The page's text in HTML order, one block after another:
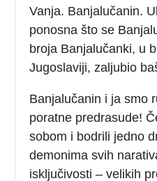
Vanja. Banjalučanin.
ponosna što se
broja Banjalučanki, u
Jugoslaviji, zaljubio
Banjalučanin i ja smo
poratne predrasude!
sobom i bodrili jedno
demonima svih
isključivosti – velikih